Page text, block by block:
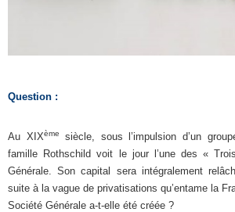
Question :
Au XIXème
siècle, sous l’impulsion d’un
famille Rothschild voit le jour l’une des «
Générale. Son capital sera intégralement
suite à la vague de privatisations qu’entame la
Société Générale a-t-elle été créée ?